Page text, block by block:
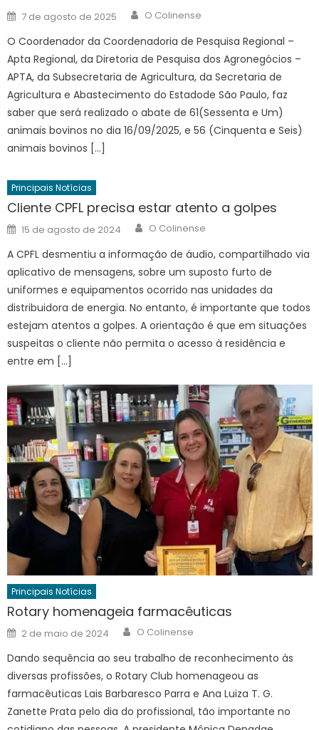
Posted
on
7 de agosto de 2025 Author
O Colinense
O Coordenador da Coordenadoria de Pesquisa Regional –
Apta Regional, da Diretoria de Pesquisa dos Agronegócios –
APTA, da Subsecretaria de Agricultura, da Secretaria de
Agricultura e Abastecimento do Estadode São Paulo, faz
saber que será realizado o abate de 61(Sessenta e Um)
animais bovinos no dia 16/09/2025, e 56 (Cinquenta e Seis)
animais bovinos […]
Principais Notícias
Cliente CPFL precisa estar atento a golpes
Posted
on
15 de agosto de 2024 Author
O Colinense
A CPFL desmentiu a informação de áudio, compartilhado via
aplicativo de mensagens, sobre um suposto furto de
uniformes e equipamentos ocorrido nas unidades da
distribuidora de energia. No entanto, é importante que todos
estejam atentos a golpes. A orientação é que em situações
suspeitas o cliente não permita o acesso à residência e
entre em […]
Principais Notícias
Rotary homenageia farmacêuticas
Posted
on
2 de maio de 2024 Author
O Colinense
Dando sequência ao seu trabalho de reconhecimento às
diversas profissões, o Rotary Club homenageou as
farmacêuticas Lais Barbaresco Parra e Ana Luiza T. G.
Zanette Prata pelo dia do profissional, tão importante no